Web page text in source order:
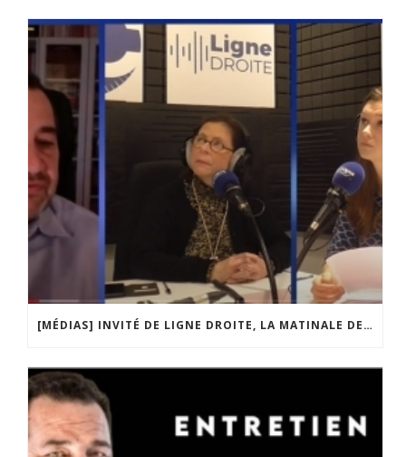
[MÉDIAS] INVITÉ DE LIGNE DROITE, LA MATINALE DE RADIO COURTOISIE